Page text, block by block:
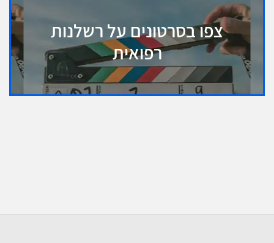
צפו בסרטונים על רשלנות
רפואית